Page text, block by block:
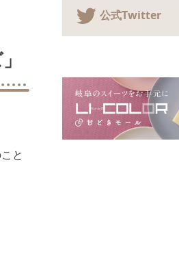
と
公式Twitter